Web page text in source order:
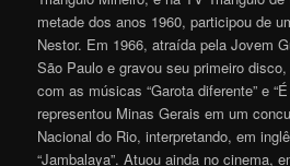
metade dos anos 1960, participou de
Nestor. Em 1966, atraída pela Jovem
São Paulo e gravou seu primeiro
com as músicas “Garota diferente” e
representou Minas Gerais em um
Nacional do Rio, interpretando, em
“Jambalaya”. Atuou ainda no cinema,